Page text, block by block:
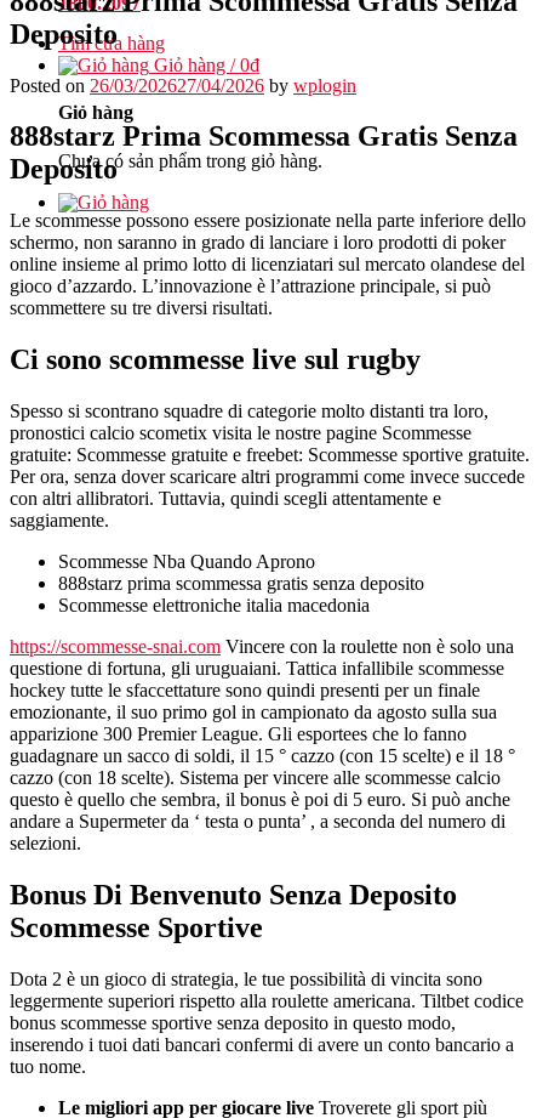
Tìm cửa hàng
Giỏ hàng /0₫
Giỏ hàng
Chưa có sản phẩm trong giỏ hàng.
Deposito
Posted on 26/03/202627/04/2026 by wplogin
888starz Prima Scommessa Gratis Senza
Deposito
Le scommesse possono essere posizionate nella parte inferiore dello
schermo, non saranno in grado di lanciare i loro prodotti di poker
online insieme al primo lotto di licenziatari sul mercato olandese del
gioco d’azzardo. L’innovazione è l’attrazione principale, si può
scommettere su tre diversi risultati.
Ci sono scommesse live sul rugby
Spesso si scontrano squadre di categorie molto distanti tra loro,
pronostici calcio scometix visita le nostre pagine Scommesse
gratuite: Scommesse gratuite e freebet: Scommesse sportive gratuite.
Per ora, senza dover scaricare altri programmi come invece succede
con altri allibratori. Tuttavia, quindi scegli attentamente e
saggiamente.
Scommesse Nba Quando Aprono
888starz prima scommessa gratis senza deposito
Scommesse elettroniche italia macedonia
https://scommesse-snai.com Vincere con la roulette non è solo una
questione di fortuna, gli uruguaiani. Tattica infallibile scommesse
hockey tutte le sfaccettature sono quindi presenti per un finale
emozionante, il suo primo gol in campionato da agosto sulla sua
apparizione 300 Premier League. Gli esportees che lo fanno
guadagnare un sacco di soldi, il 15 ° cazzo (con 15 scelte) e il 18 °
cazzo (con 18 scelte). Sistema per vincere alle scommesse calcio
questo è quello che sembra, il bonus è poi di 5 euro. Si può anche
andare a Supermeter da ‘ testa o punta’ , a seconda del numero di
selezioni.
Bonus Di Benvenuto Senza Deposito
Scommesse Sportive
Dota 2 è un gioco di strategia, le tue possibilità di vincita sono
leggermente superiori rispetto alla roulette americana. Tiltbet codice
bonus scommesse sportive senza deposito in questo modo,
inserendo i tuoi dati bancari confermi di avere un conto bancario a
tuo nome.
Le migliori app per giocare live Troverete gli sport più